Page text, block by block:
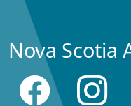
Nova Scotia